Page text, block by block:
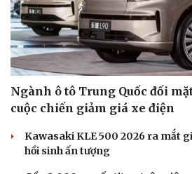
Ngành ô tô Trung Quốc đối
cuộc chiến giảm giá xe điện
Kawasaki KLE 500 2026 ra mắt
hồi sinh ấn tượng